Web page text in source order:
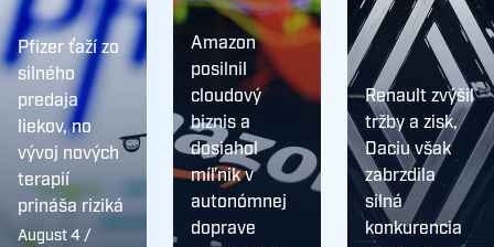
Pfizer ťaží zo
silného
predaja
liekov, no
vývoj nových
terapií
prináša riziká
August 4 /
Amazon
posilnil
cloudový
biznis a
dosiahol
míľnik v
autonómnej
doprave
Renault zvýšil
tržby a zisk,
Daciu však
zabrzdila
silná
konkurencia